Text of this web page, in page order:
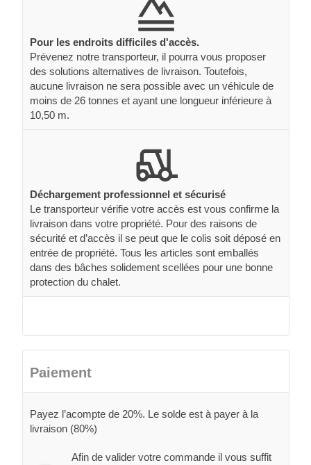
Pour les endroits difficiles d'accès.
Prévenez notre transporteur, il pourra vous proposer
des solutions alternatives de livraison. Toutefois,
aucune livraison ne sera possible avec un véhicule de
moins de 26 tonnes et ayant une longueur inférieure à
10,50 m.
Déchargement professionnel et sécurisé
Le transporteur vérifie votre accès est vous confirme la
livraison dans votre propriété. Pour des raisons de
sécurité et d’accès il se peut que le colis soit déposé en
entrée de propriété. Tous les articles sont emballés
dans des bâches solidement scellées pour une bonne
protection du chalet.
Paiement
Payez l’acompte de 20%. Le solde est à payer à la
livraison (80%)
Afin de valider votre commande il vous suffit